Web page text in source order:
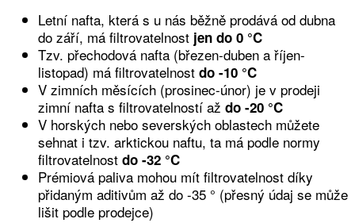
Letní nafta, která s u nás běžně prodává od dubna
do září, má filtrovatelnost jen do 0 °C
Tzv. přechodová nafta (březen-duben a říjen-
listopad) má filtrovatelnost do -10 °C
V zimních měsících (prosinec-únor) je v prodeji
zimní nafta s filtrovatelností až do -20 °C
V horských nebo severských oblastech můžete
sehnat i tzv. arktickou naftu, ta má podle normy
filtrovatelnost do -32 °C
Prémiová paliva mohou mít filtrovatelnost díky
přidaným aditivům až do -35 ° (přesný údaj se může
lišit podle prodejce)